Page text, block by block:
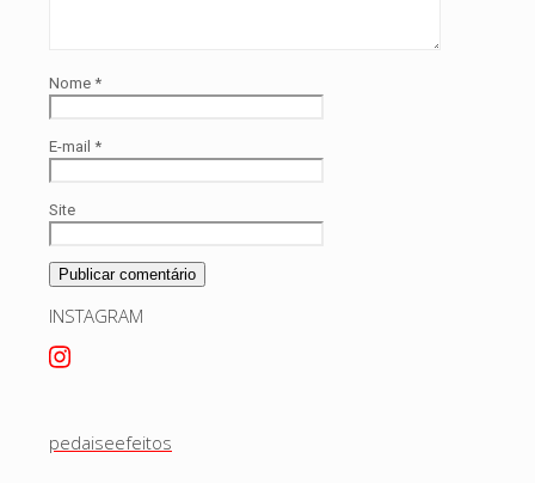
Nome *
E-mail *
Site
INSTAGRAM
pedaiseefeitos